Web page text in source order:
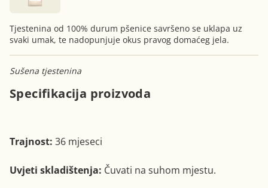
Tjestenina od 100% durum pšenice savršeno se uklapa uz
svaki umak, te nadopunjuje okus pravog domaćeg jela.
Sušena tjestenina
Specifikacija proizvoda
Trajnost: 36 mjeseci
Uvjeti skladištenja: Čuvati na suhom mjestu.